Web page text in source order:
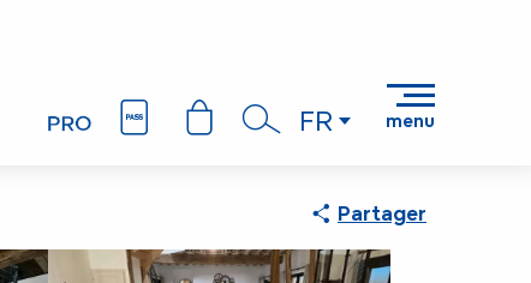
FR menu
Partager